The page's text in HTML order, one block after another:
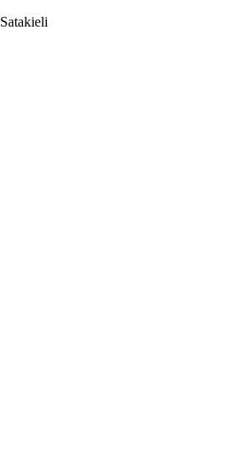
Satakieli